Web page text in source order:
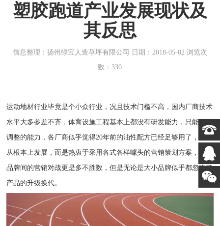
塑胶跑道产业发展现状及
其反思
信息整理：扬州绿宝人造草坪有限公司 日期：2018-05-02 浏览次
数：330
运动地材行业毕竟是个小众行业，况且技术门槛不高，国内厂商技术
水平大多参差不齐，体育设施工程基本上都没有研发能力，只能说有
调整的能力，各厂商似乎觉得20年前的油性配方已经足够用了，并未
从根本上发展，而是热衷于采用各式各样噱头的营销策划方案，各个
品牌间的营销对战更是多不胜数，但是无论是大小品牌似乎都忽略了
产品的升级换代。